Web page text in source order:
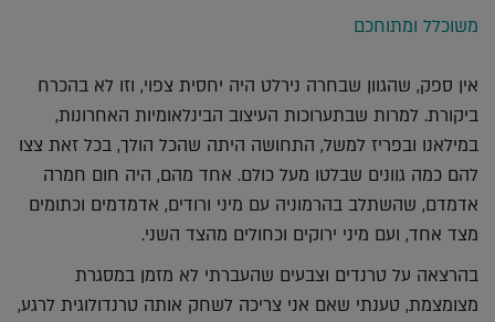
משוכלל ומתוחכם
אין ספק, שהגוון שבחרה נירלט היה יחסית צפוי, וזו לא בהכרח
ביקורת. למרות שבתערוכות העיצוב הבינלאומיות האחרונות,
במילאנו ובפריז למשל, התחושה היתה שהכל הולך, בכל זאת צצו
להם כמה גוונים שבלטו מעל כולם. אחד מהם, היה חום חמרה
אדמדם, שהשתלב בהרמוניה עם מיני ורודים, אדמדמים וכתומים
מצד אחד, ועם מיני ירוקים וכחולים מהצד השני.
בהרצאה על טרנדים וצבעים שהעברתי לא מזמן במסגרת
מצומצמת, טענתי שאם אני צריכה לשחק אותה טרנדולוגית לרגע,